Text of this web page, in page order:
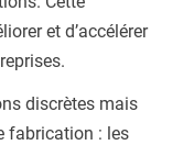
et d’accélérer
discrètes mais
fabrication : les